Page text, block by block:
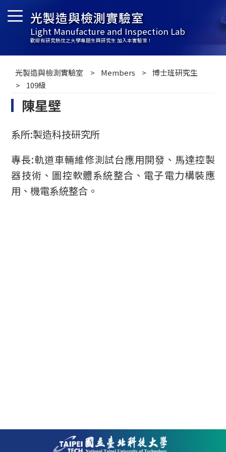
光製造與檢測實驗室
Light Manufacture and Inspection Lab
歡迎有研究熱忱之大學專題生與研究生 加入本實驗室！
光製造與檢測實驗室 Members
博士班研究生
109級
陳星壁
系所:製造科技研究所
專長:軌道車輛維修測試台應用開發、馬達控製
器技術、圖控軟體系統整合、電子電力構裝應
用、機電系統整合。